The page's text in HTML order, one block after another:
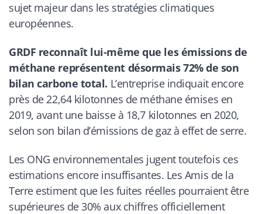
sujet majeur dans les stratégies climatiques
européennes.
GRDF reconnaît lui-même que les émissions de
méthane représentent désormais 72% de son
bilan carbone total. L’entreprise indiquait encore
près de 22,64 kilotonnes de méthane émises en
2019, avant une baisse à 18,7 kilotonnes en 2020,
selon son bilan d’émissions de gaz à effet de serre.
Les ONG environnementales jugent toutefois ces
estimations encore insuffisantes. Les Amis de la
Terre estiment que les fuites réelles pourraient être
supérieures de 30% aux chiffres officiellement